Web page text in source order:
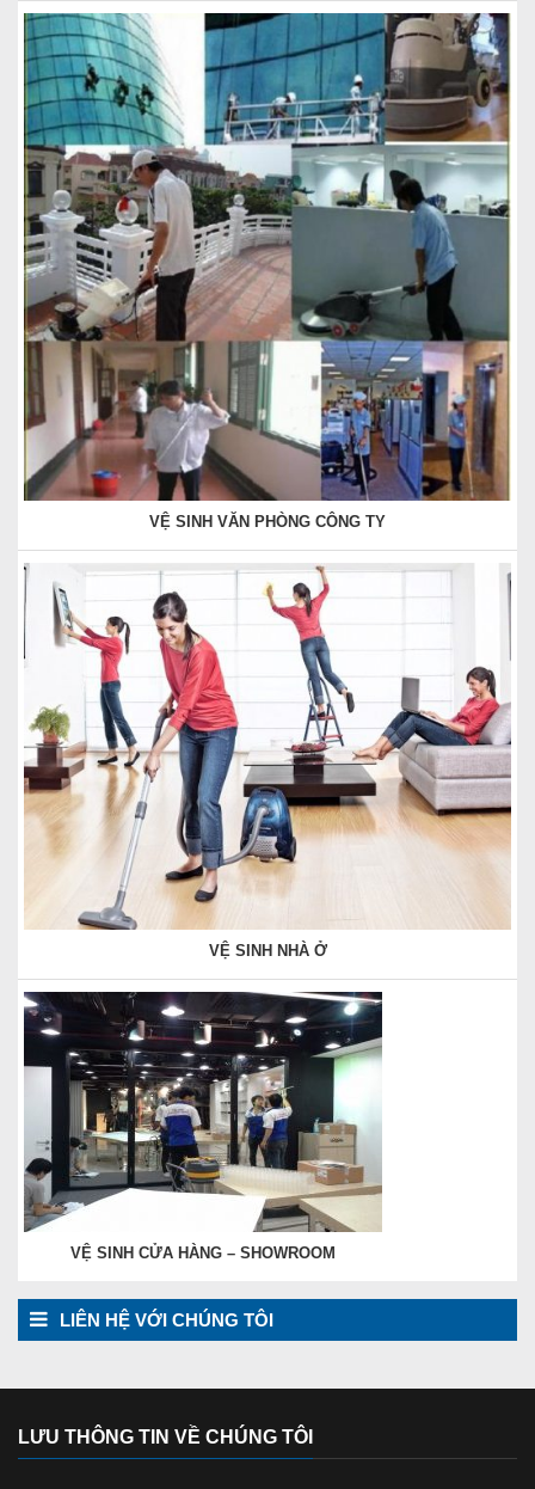
VỆ SINH VĂN PHÒNG CÔNG TY
VỆ SINH NHÀ Ở
VỆ SINH CỬA HÀNG – SHOWROOM
LIÊN HỆ VỚI CHÚNG TÔI
LƯU THÔNG TIN VỀ CHÚNG TÔI